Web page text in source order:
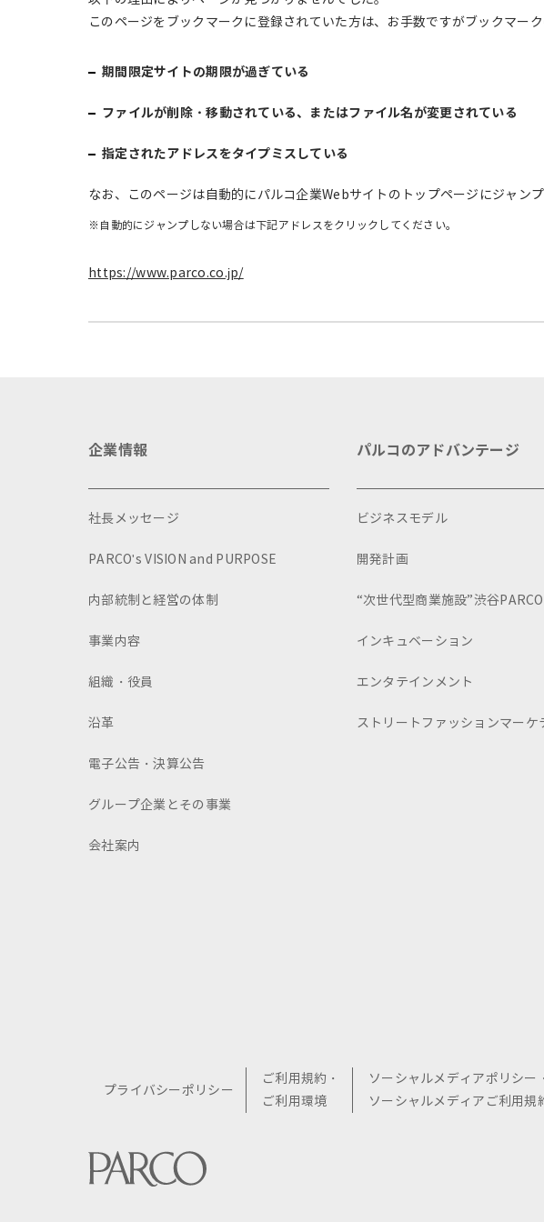
このページをブックマークに登録されていた方は、お手数ですがブックマーク
期間限定サイトの期限が過ぎている
ファイルが削除・移動されている、またはファイル名が変更されている
指定されたアドレスをタイプミスしている
なお、このページは自動的にパルコ企業Webサイトのトップページにジャンプ
※自動的にジャンプしない場合は下記アドレスをクリックしてください。
https://www.parco.co.jp/
企業情報
社長メッセージ
PARCO's VISION and PURPOSE
内部統制と経営の体制
事業内容
組織・役員
沿革
電子公告・決算公告
グループ企業とその事業
会社案内
パルコのアドバンテージ
ビジネスモデル
開発計画
“次世代型商業施設”渋谷PARCO
インキュベーション
エンタテインメント
ストリートファッションマーケ
プライバシーポリシー
ご利用規約・
ご利用環境
ソーシャルメディアポリシー・
ソーシャルメディアご利用規